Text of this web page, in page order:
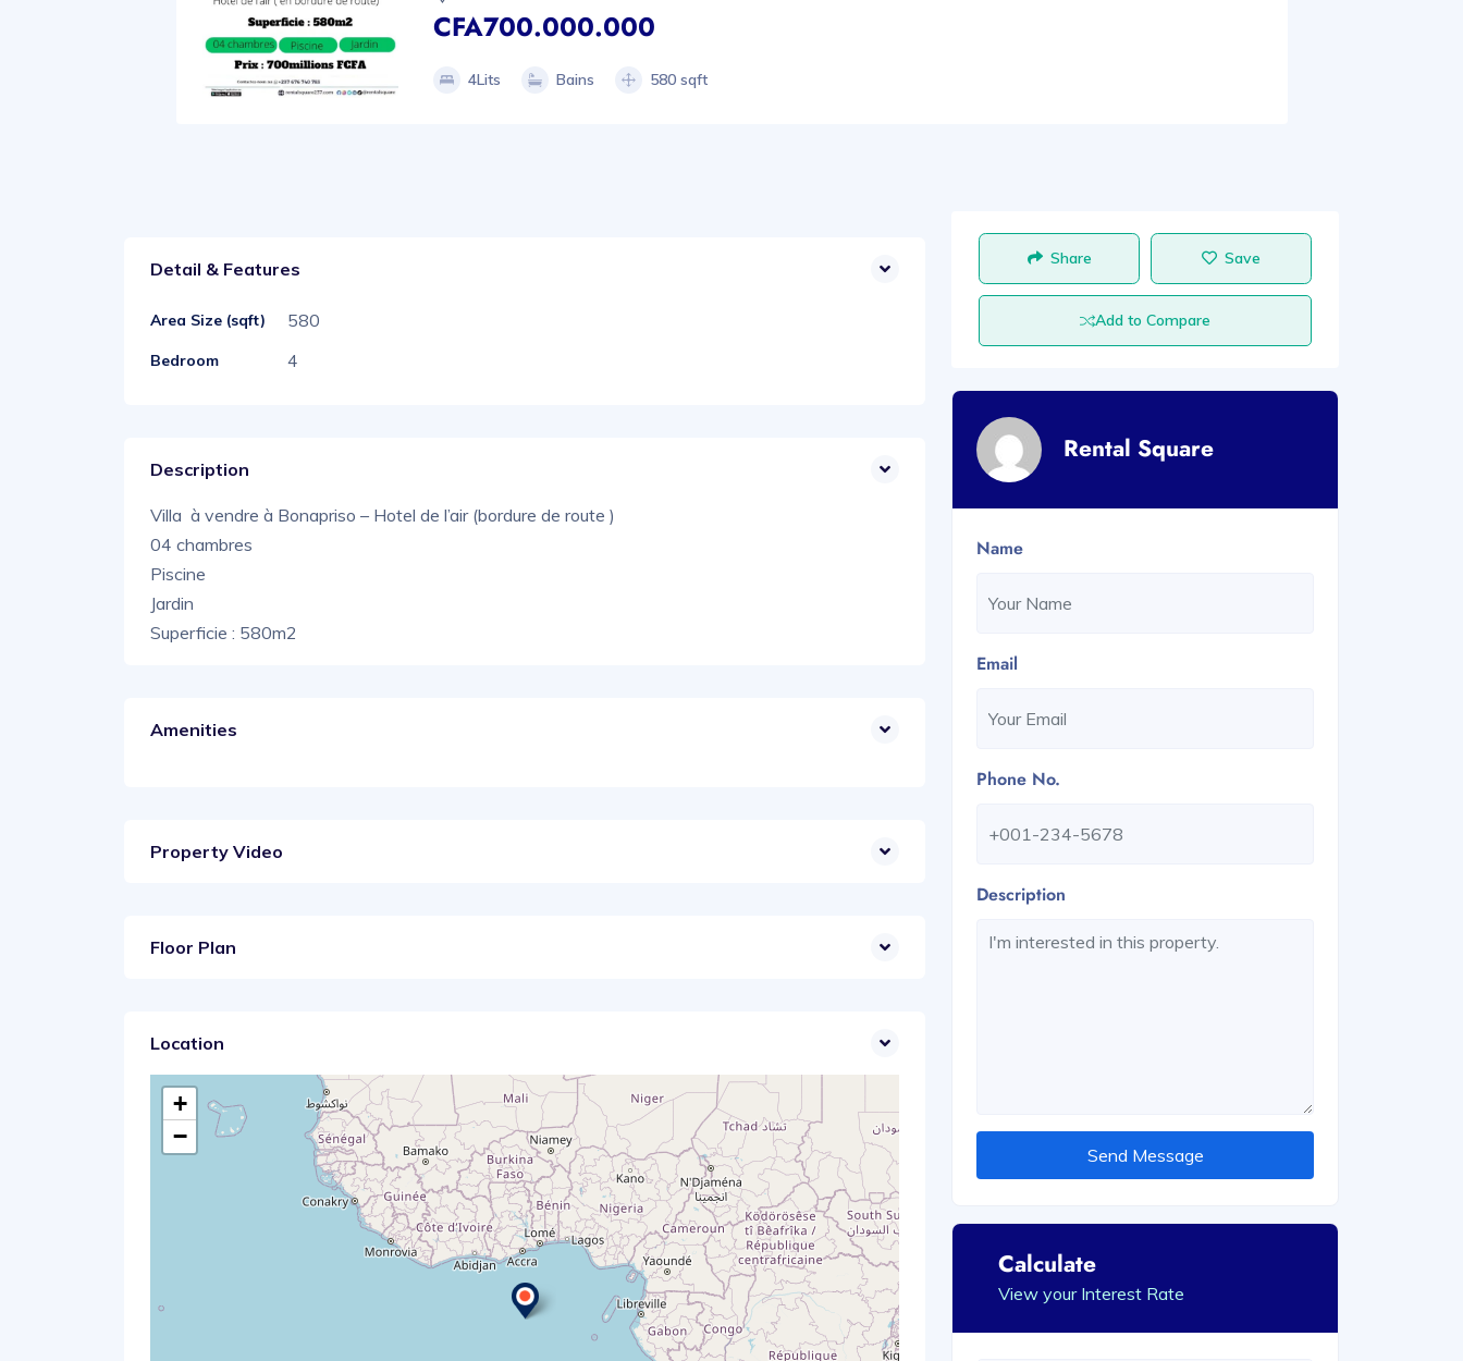
CFA700.000.000
4Lits Bains 580 sqft
Detail & Features
Area Size (sqft) 580
Bedroom 4
Description
Villa à vendre à Bonapriso – Hotel de l’air (bordure de route )
04 chambres
Piscine
Jardin
Superficie : 580m2
Amenities
Property Video
Floor Plan
Location
+
−
Share Save
Add to Compare
Rental Square
Name
Email
Phone No.
Description
Send Message
Calculate
View your Interest Rate